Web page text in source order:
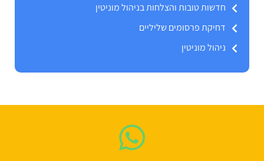
חדשות טובות והצלחות בניהול מוניטין
דחיקת פרסומים שליליים
ניהול מוניטין